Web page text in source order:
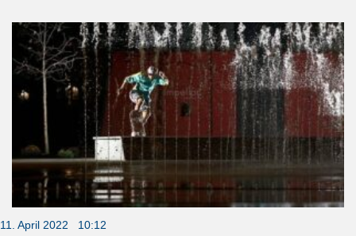
11. April 2022 10:12